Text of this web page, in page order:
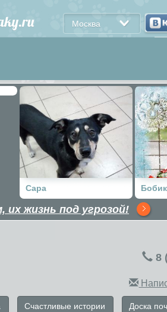
Москва
Сара
жизнь под угрозой!
8
Счастливые истории Доска